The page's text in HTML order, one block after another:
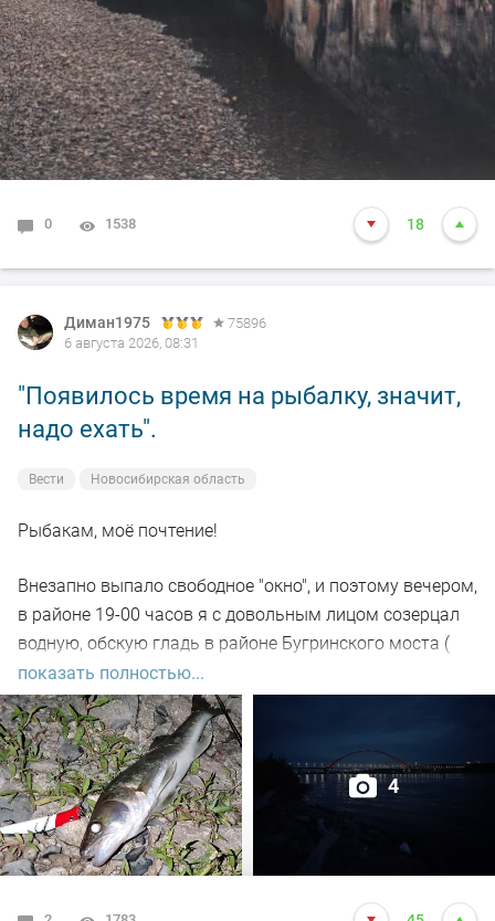
0 1538 18
Диман1975
75896
6 августа 2026, 08:31
"Появилось время на рыбалку, значит,
надо ехать".
Вести Новосибирская область
Рыбакам, моё почтение!
Внезапно выпало свободное "окно", и поэтому вечером,
в районе 19-00 часов я с довольным лицом созерцал
водную, обскую гладь в районе Бугринского моста (
правый берег).
Отдыхающего люда просто тьма, и на берегу ,и на
воде. Сапы, катера, гидроциклы всяких мастей
поднимали нехилую волну до самой темноты.
По сути: рыбалил только на спиннинг, помощниками
выступили "вертушки" и воблера.
показать полностью...
4